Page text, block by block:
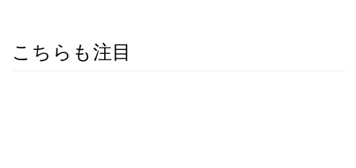
こちらも注目